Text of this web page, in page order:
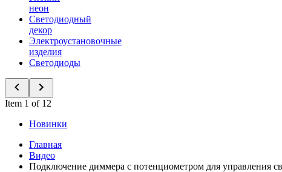
неон
Светодиодный
декор
Электроустановочные
изделия
Светодиоды
Item 1 of 12
Новинки
Главная
Видео
Подключение диммера с потенциометром для управления